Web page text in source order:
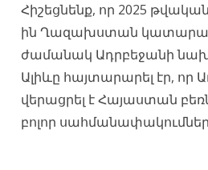
Հիշեցնենք, որ 2025
ին Ղազախստան
ժամանակ Ադրբեջանի
Ալիևը հայտարարել էր, որ
վերացրել է Հայաստան
բոլոր սահմանափակումներ